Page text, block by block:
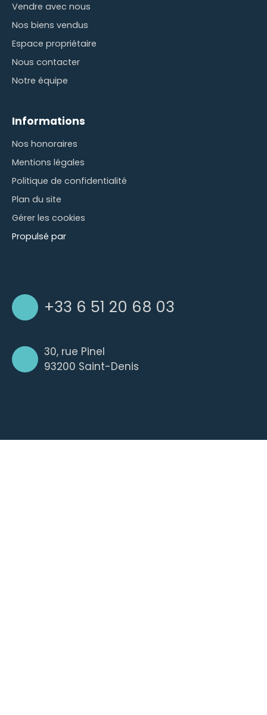
Vendre avec nous
Nos biens vendus
Espace propriétaire
Nous contacter
Notre équipe
Informations
Nos honoraires
Mentions légales
Politique de confidentialité
Plan du site
Gérer les cookies
Propulsé par
+33 6 51 20 68 03
30, rue Pinel
93200 Saint-Denis